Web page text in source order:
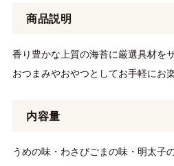
商品説明
香り豊かな上質の海苔に厳選具材を
おつまみやおやつとしてお手軽にお
内容量
うめの味・わさびごまの味・明太